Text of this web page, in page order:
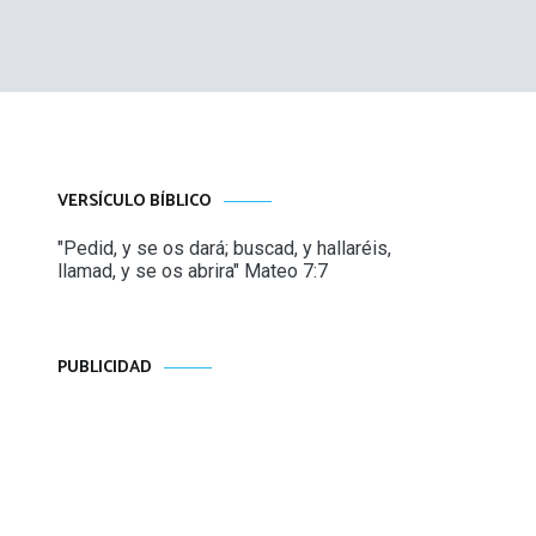
VERSÍCULO BÍBLICO
"Pedid, y se os dará; buscad, y hallaréis,
llamad, y se os abrira" Mateo 7:7
PUBLICIDAD